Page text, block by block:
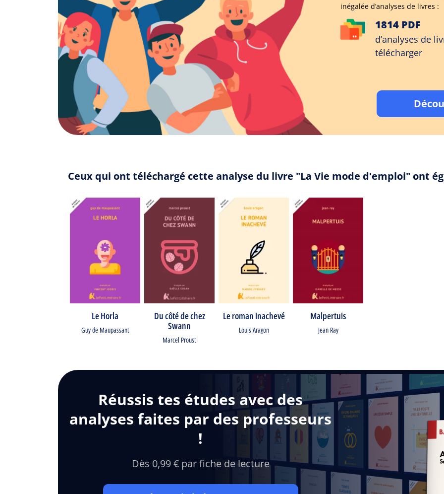
inégalée d’analyses de livres :
1814 PDF
d’analyses de
télécharger
Ceux qui ont téléchargé cette analyse du livre "La Vie mode d'emploi" ont
Le Horla
Guy de Maupassant
Du côté de chez
Swann
Marcel Proust
Le roman inachevé
Louis Aragon
Malpertuis
Jean Ray
Réussis tes études avec des
analyses faites par des professeurs
!
Dès 0,99 € par fiche de lecture